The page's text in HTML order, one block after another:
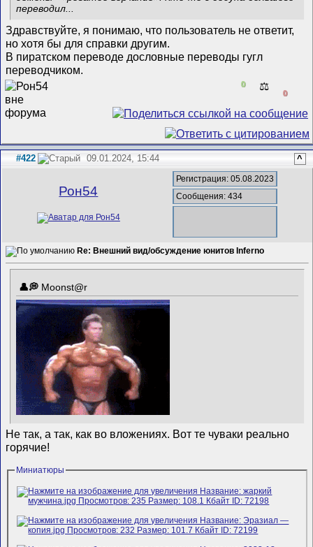
переводил...
Здравствуйте, я понимаю, что пользователь не ответит,
но хотя бы для справки другим.
В пиратском переводе дословные переводы гугл
переводчиком.
0 ⚖️
0
#422 09.01.2024, 15:44 ^
Рон54
Регистрация: 05.08.2023
Сообщения: 434
Re: Внешний вид/обсуждение юнитов Inferno
Mооnst@r
Не так, а так, как во вложениях. Вот те чуваки реально
горячие!
Миниатюры